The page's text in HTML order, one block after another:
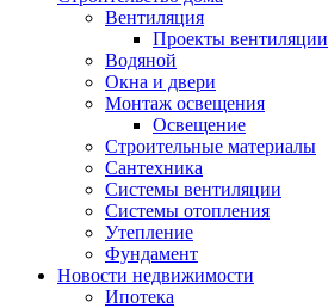
Вентиляция
Проекты вентиляции
Водяной
Окна и двери
Монтаж освещения
Освещение
Строительные материалы
Сантехника
Системы вентиляции
Системы отопления
Утепление
Фундамент
Новости недвижимости
Ипотека